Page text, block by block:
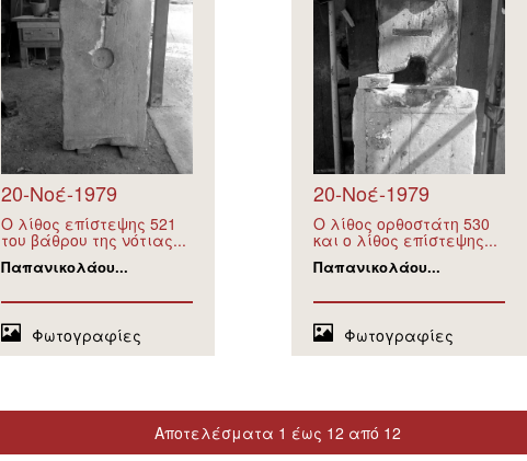
20-Νοέ-1979
Ο λίθος επίστεψης 521
του βάθρου της νότιας...
Παπανικολάου...
Φωτογραφίες
20-Νοέ-1979
Ο λίθος ορθοστάτη 530
και ο λίθος επίστεψης...
Παπανικολάου...
Φωτογραφίες
Αποτελέσματα 1 έως 12 από 12